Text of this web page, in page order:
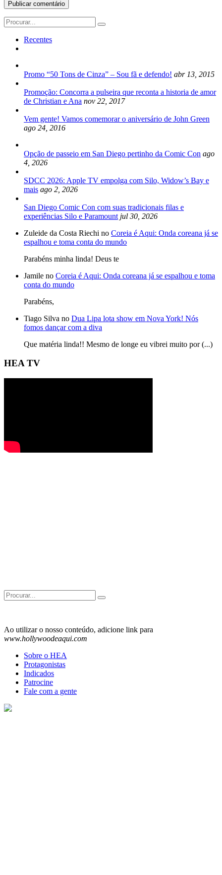
Search
for:
Recentes
Promo “50 Tons de Cinza” – Sou fã e defendo! abr 13, 2015
Promoção: Concorra a pulseira que reconta a historia de amor
de Christian e Ana nov 22, 2017
Vem gente! Vamos comemorar o aniversário de John Green
ago 24, 2016
Opção de passeio em San Diego pertinho da Comic Con ago
4, 2026
SDCC 2026: Apple TV empolga com Silo, Widow’s Bay e
mais ago 2, 2026
San Diego Comic Con com suas tradicionais filas e
experiências Silo e Paramount jul 30, 2026
Zuleide da Costa Riechi no Coreia é Aqui: Onda coreana já se
espalhou e toma conta do mundo
Parabéns minha linda! Deus te
Jamile no Coreia é Aqui: Onda coreana já se espalhou e toma
conta do mundo
Parabéns,
Tiago Silva no Dua Lipa lota show em Nova York! Nós
fomos dançar com a diva
Que matéria linda!! Mesmo de longe eu vibrei muito por (...)
HEA TV
Search
for:
Ao utilizar o nosso conteúdo, adicione link para
www.hollywoodeaqui.com
Sobre o HEA
Protagonistas
Indicados
Patrocine
Fale com a gente